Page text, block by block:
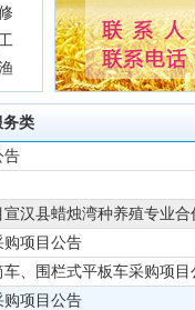
务类
告
汉县蜡烛湾种养殖专业合
购项目公告
、围栏式平板车采购项目
购项目公告